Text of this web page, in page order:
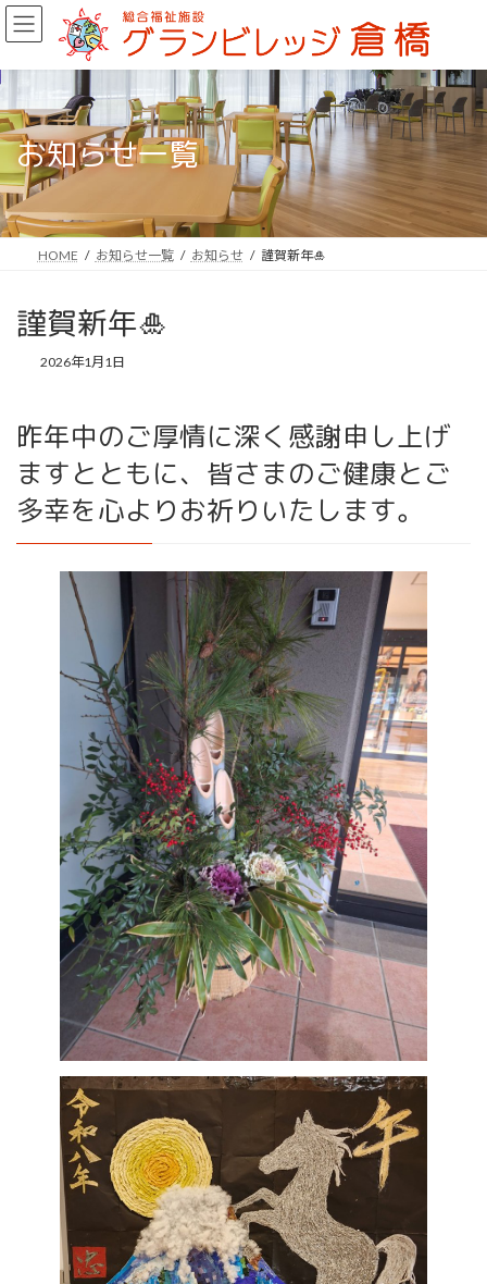
コ
ン
ン
へ
ス
ッ
プ
ナ
ビ
ー
ョ
ン
移
動
お知らせ一覧
HOME お知らせ一覧 お知らせ 謹賀新年🎍
謹賀新年🎍
2026年1月1日
昨年中のご厚情に深く感謝申し上げ
ますとともに、皆さまのご健康とご
多幸を心よりお祈りいたします。